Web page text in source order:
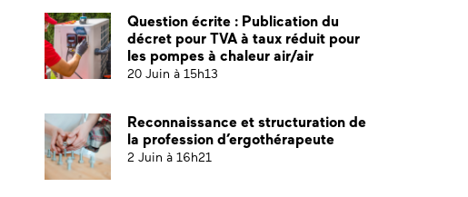
Question écrite : Publication du
décret pour TVA à taux réduit pour
les pompes à chaleur air/air
20 Juin à 15h13
Reconnaissance et structuration de
la profession d’ergothérapeute
2 Juin à 16h21